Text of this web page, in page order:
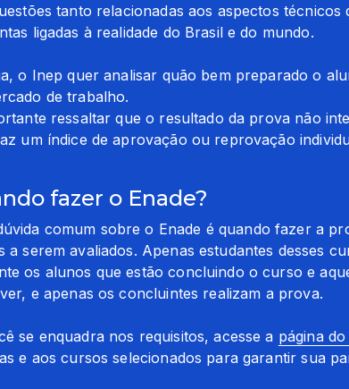
tanto relacionadas aos aspectos
ligadas à realidade do Brasil e do mundo.
o Inep quer analisar quão bem preparado o
de trabalho.
ressaltar que o resultado da prova não
um índice de aprovação ou reprovação
fazer o Enade?
comum sobre o Enade é quando fazer a
a serem avaliados. Apenas estudantes desses
os alunos que estão concluindo o curso e
e apenas os concluintes realizam a prova.
se enquadra nos requisitos, acesse a página do
e aos cursos selecionados para garantir sua